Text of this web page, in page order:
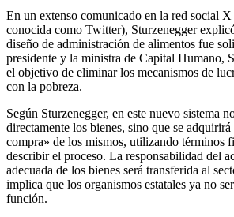
En un extenso comunicado en la red social
conocida como Twitter), Sturzenegger
diseño de administración de alimentos fue
presidente y la ministra de Capital Humano,
el objetivo de eliminar los mecanismos de
con la pobreza.
Según Sturzenegger, en este nuevo sistema
directamente los bienes, sino que se
compra» de los mismos, utilizando términos
describir el proceso. La responsabilidad del
adecuada de los bienes será transferida al
implica que los organismos estatales ya no
función.